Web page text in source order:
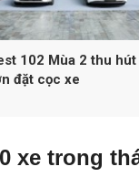
102 Mùa 2 thu
đặt cọc xe
xe trong